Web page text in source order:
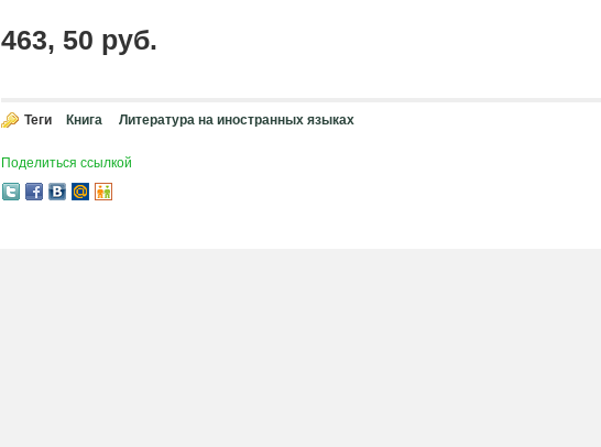
463, 50 руб.
Теги Книга Литература на иностранных языках
Поделиться ссылкой